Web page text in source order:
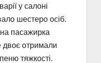
у салоні
шестеро осіб.
пасажирка
двоє отримали
тяжкості.